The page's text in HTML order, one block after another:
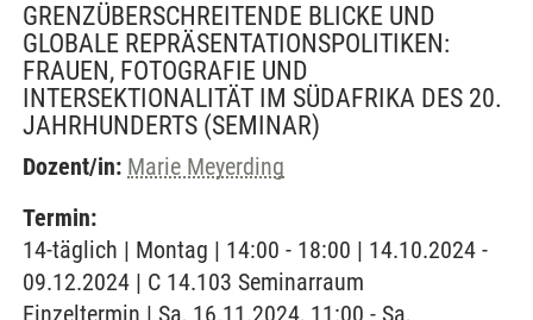
GRENZÜBERSCHREITENDE BLICKE UND
GLOBALE REPRÄSENTATIONSPOLITIKEN:
FRAUEN, FOTOGRAFIE UND
INTERSEKTIONALITÄT IM SÜDAFRIKA DES 20.
JAHRHUNDERTS (SEMINAR)
Dozent/in: Marie Meyerding
Termin:
14-täglich | Montag | 14:00 - 18:00 | 14.10.2024 -
09.12.2024 | C 14.103 Seminarraum
Einzeltermin | Sa, 16.11.2024, 11:00 - Sa,